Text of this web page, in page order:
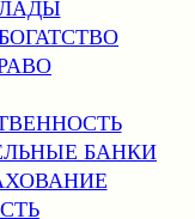
БАНКИ